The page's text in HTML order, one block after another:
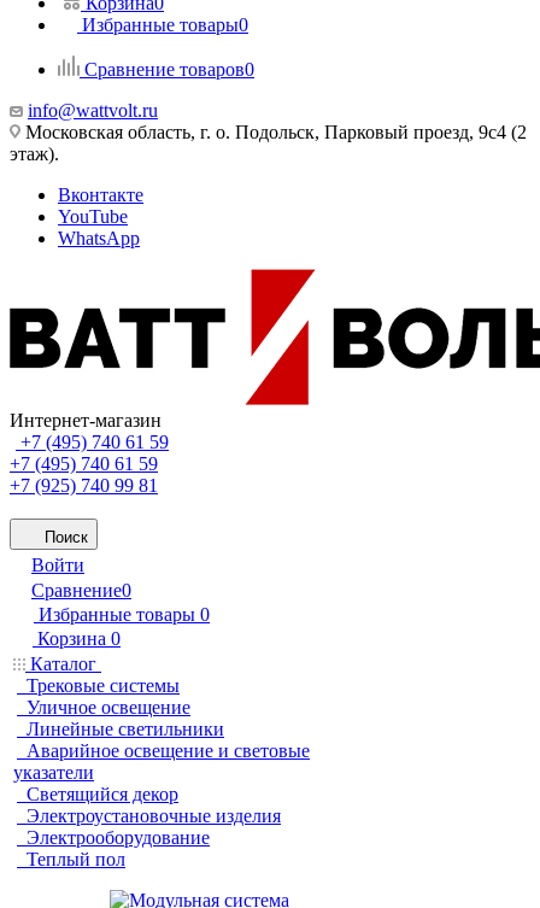
Избранные товары0
Сравнение товаров0
info@wattvolt.ru
Московская область, г. о. Подольск, Парковый проезд, 9с4 (2
этаж).
Вконтакте
YouTube
WhatsApp
Интернет-магазин
+7 (495) 740 61 59
+7 (495) 740 61 59
+7 (925) 740 99 81
Поиск
Войти
Сравнение0
Избранные товары 0
Корзина 0
Каталог
Трековые системы
Уличное освещение
Линейные светильники
Аварийное освещение и световые
указатели
Светящийся декор
Электроустановочные изделия
Электрооборудование
Теплый пол